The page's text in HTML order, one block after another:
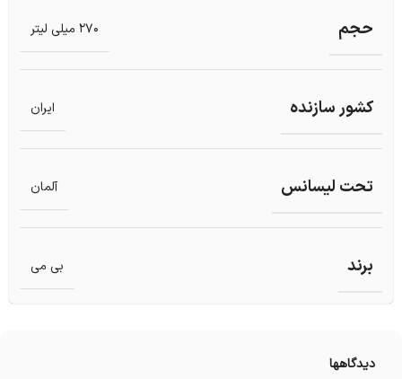
حجم 270 میلی لیتر
کشور سازنده ایران
تحت لیسانس آلمان
برند بی می
دیدگاهها